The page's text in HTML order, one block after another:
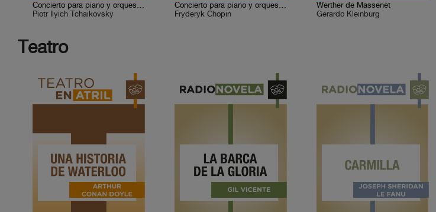
Concierto para piano y orquesta No. 1
Piotr Ilyich Tchaikovsky
Concierto para piano y orquesta No. 2 en fa menor
Fryderyk Chopin
Werther de Massenet
Gerardo Kleinburg
Teatro